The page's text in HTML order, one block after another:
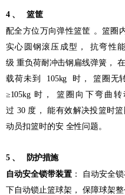
4 、
篮筐
配全方位万向弹性篮筐 。篮圈
实心圆钢滚压成型，
抗弯性
级 重负荷耐冲击钢扁线弹簧，
载荷未到
105kg 时， 篮圈无
≥105kg 时， 篮圈向下弯曲转
过 30 度，
能有效解决投篮时
动员扣篮时的安 全性问题。
5 、
防护措施
自动安全锁带装置 ：
自动安全
下自动锁止篮球架 ，
保障球架